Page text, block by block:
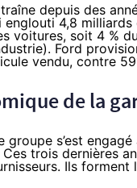
depuis des
englouti4,8 milliards
voitures, soit 4 %
Ford
vendu, contre
de la
groupe s’est
trois dernières
Ils